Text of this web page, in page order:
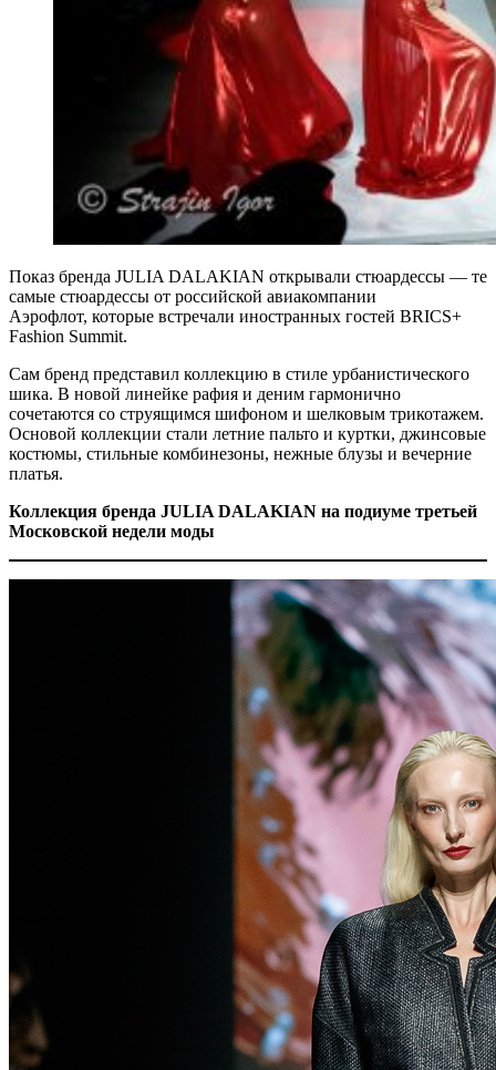
Показ бренда JULIA DALAKIAN открывали стюардессы — те
самые стюардессы от российской авиакомпании
Аэрофлот, которые встречали иностранных гостей BRICS+
Fashion Summit.
Сам бренд представил коллекцию в стиле урбанистического
шика. В новой линейке рафия и деним гармонично
сочетаются со струящимся шифоном и шелковым трикотажем.
Основой коллекции стали летние пальто и куртки, джинсовые
костюмы, стильные комбинезоны, нежные блузы и вечерние
платья.
Коллекция бренда JULIA DALAKIAN на подиуме третьей
Московской недели моды